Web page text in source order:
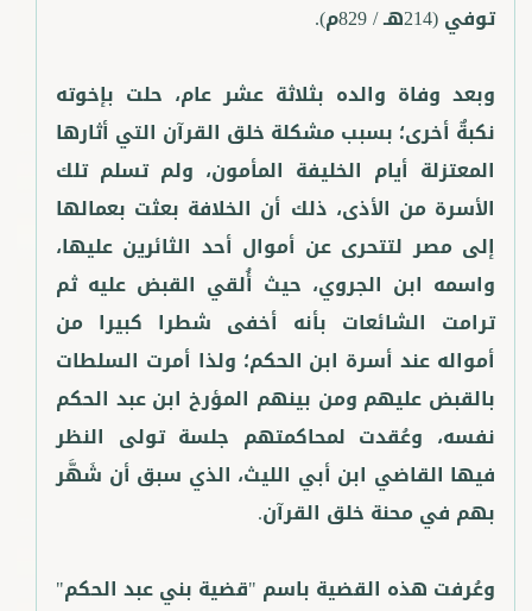
وبعد وفاة والده بثلاثة عشر عام، حلت بإخوته
نكبةٌ أخرى؛ بسبب مشكلة خلق القرآن التي أثارها
المعتزلة أيام الخليفة المأمون، ولم تسلم تلك
الأسرة من الأذى، ذلك أن الخلافة بعثت بعمالها
إلى مصر لتتحرى عن أموال أحد الثائرين عليها،
واسمه ابن الجروي، حيث أُلقي القبض عليه ثم
ترامت الشائعات بأنه أخفى شطرا كبيرا من
أمواله عند أسرة ابن الحكم؛ ولذا أمرت السلطات
بالقبض عليهم ومن بينهم المؤرخ ابن عبد الحكم
نفسه، وعُقدت لمحاكمتهم جلسة تولى النظر
فيها القاضي ابن أبي الليث، الذي سبق أن شَهَّر
وعُرفت هذه القضية باسم "قضية بني عبد الحكم"